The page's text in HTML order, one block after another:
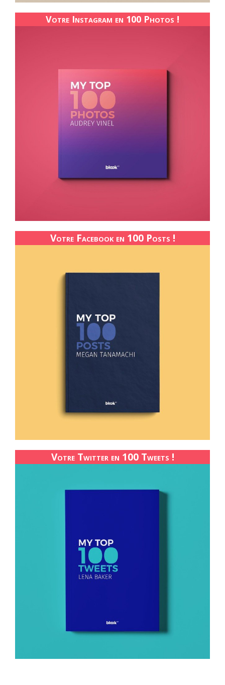
Votre Instagram en 100 Photos !
Votre Facebook en 100 Posts !
Votre Twitter en 100 Tweets !